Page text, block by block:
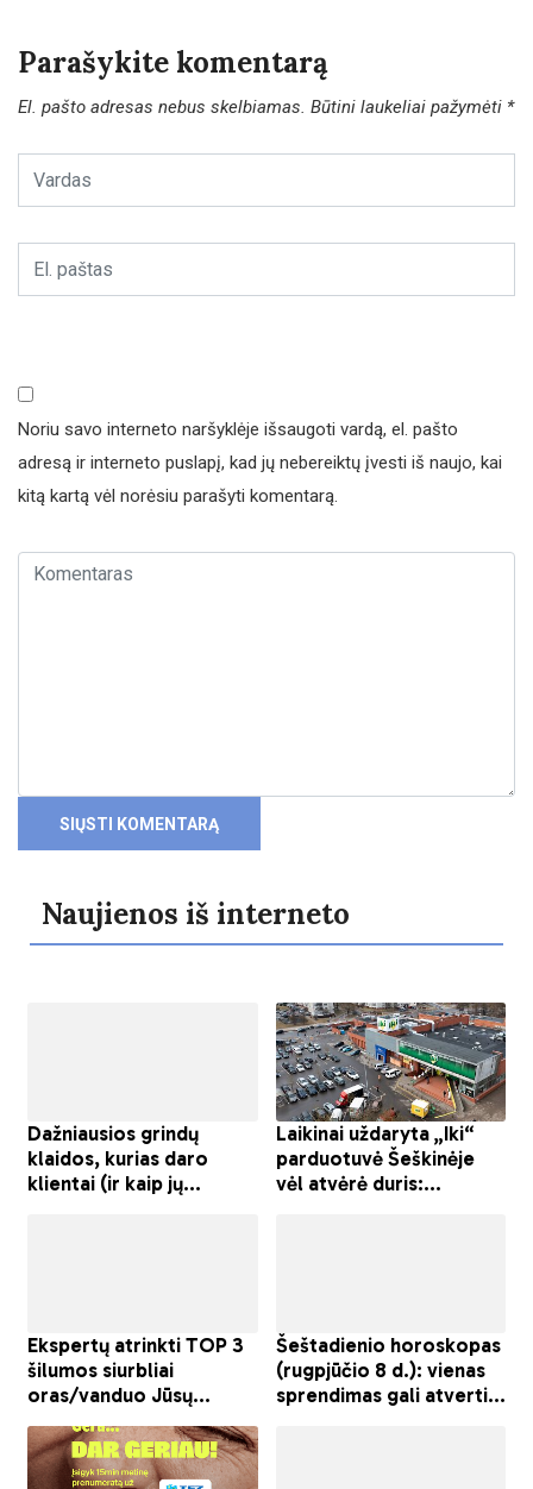
Parašykite komentarą
El. pašto adresas nebus skelbiamas. Būtini laukeliai pažymėti *
Noriu savo interneto naršyklėje išsaugoti vardą, el. pašto
adresą ir interneto puslapį, kad jų nebereiktų įvesti iš naujo, kai
kitą kartą vėl norėsiu parašyti komentarą.
Naujienos iš interneto